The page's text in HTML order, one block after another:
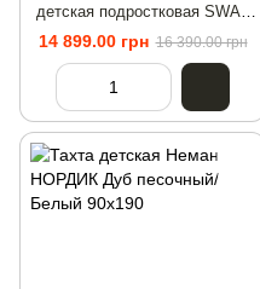
детская подростковая SWAY
90x200 Дуб сонома/Антрацит
14 899.00 грн 16 390.00 грн